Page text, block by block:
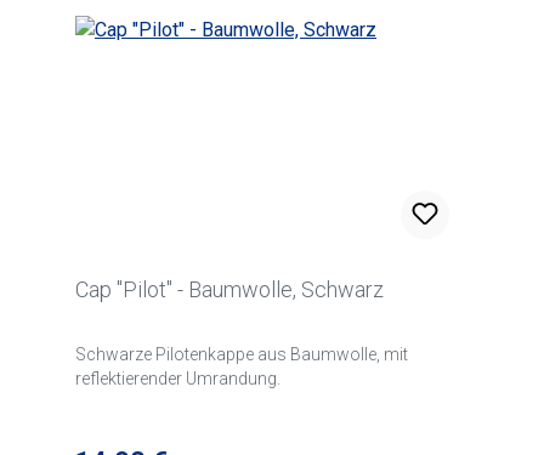
Cap "Pilot" - Baumwolle, Schwarz
Schwarze Pilotenkappe aus Baumwolle, mit
reflektierender Umrandung.